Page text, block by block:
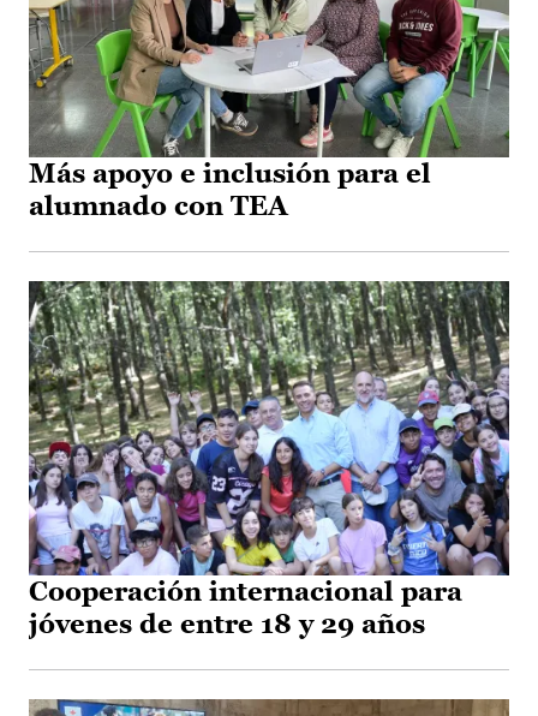
Más apoyo e inclusión para el
alumnado con TEA
Cooperación internacional para
jóvenes de entre 18 y 29 años